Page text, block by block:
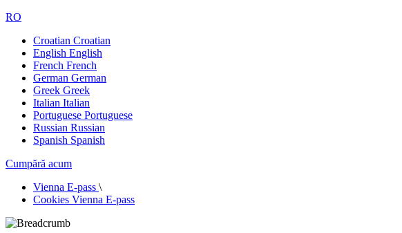
RO
Croatian Croatian
English English
French French
German German
Greek Greek
Italian Italian
Portuguese Portuguese
Russian Russian
Spanish Spanish
Cumpără acum
Vienna E-pass \
Cookies Vienna E-pass